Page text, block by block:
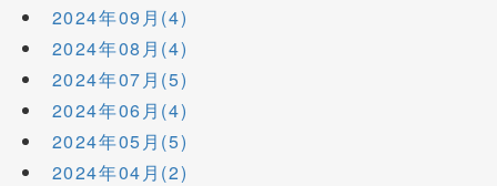
2024年09月(4)
2024年08月(4)
2024年07月(5)
2024年06月(4)
2024年05月(5)
2024年04月(2)